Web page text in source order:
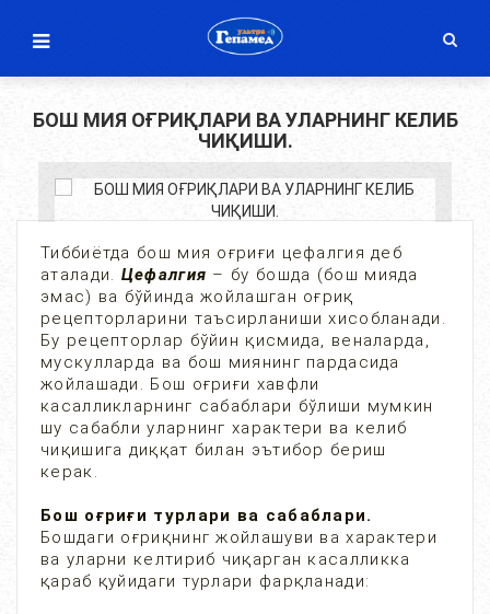
БОШ МИЯ ОҒРИҚЛАРИ ВА УЛАРНИНГ КЕЛИБ
ЧИҚИШИ.
Тиббиётда бош мия оғриғи цефалгия деб
аталади. Цефалгия – бу бошда (бош мияда
эмас) ва бўйинда жойлашган оғриқ
рецепторларини таъсирланиши хисобланади.
Бу рецепторлар бўйин қисмида, веналарда,
мускулларда ва бош миянинг пардасида
жойлашади. Бош оғриғи хавфли
касалликларнинг сабаблари бўлиши мумкин
шу сабабли уларнинг характери ва келиб
чиқишига диққат билан эътибор бериш
керак.
Бош оғриғи турлари ва сабаблари.
Бошдаги оғриқнинг жойлашуви ва характери
ва уларни келтириб чиқарган касалликка
қараб қуйидаги турлари фарқланади: